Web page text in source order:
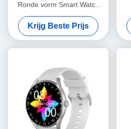
Ronde vorm Smart Watch
Fitness Tracker 1,43 inch
Krijg Beste Prijs